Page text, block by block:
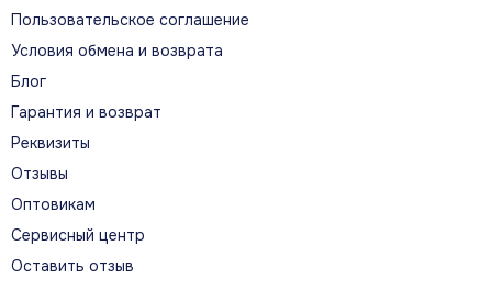
Пользовательское соглашение
Условия обмена и возврата
Блог
Гарантия и возврат
Реквизиты
Отзывы
Оптовикам
Сервисный центр
Оставить отзыв